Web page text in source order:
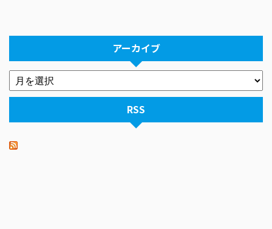
アーカイブ
RSS